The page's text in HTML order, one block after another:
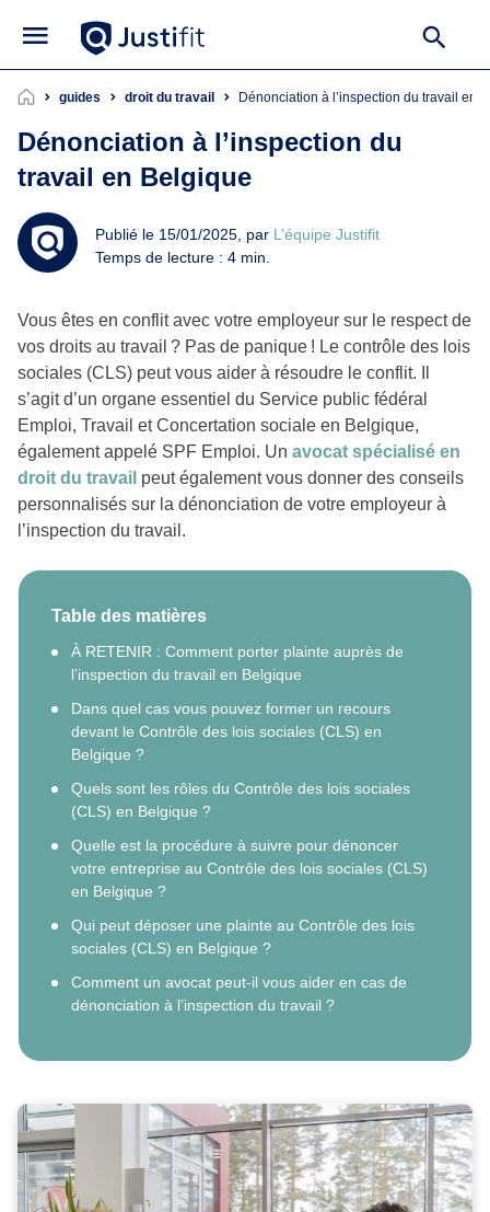
guides droit du travail Dénonciation à l’inspection du travail en
Dénonciation à l’inspection du
travail en Belgique
Publié le 15/01/2025, par L’équipe Justifit
Temps de lecture : 4 min.
Vous êtes en conflit avec votre employeur sur le respect de
vos droits au travail ? Pas de panique ! Le contrôle des lois
sociales (CLS) peut vous aider à résoudre le conflit. Il
s’agit d’un organe essentiel du Service public fédéral
Emploi, Travail et Concertation sociale en Belgique,
également appelé SPF Emploi. Un avocat spécialisé en
droit du travail peut également vous donner des conseils
personnalisés sur la dénonciation de votre employeur à
l’inspection du travail.
Table des matières
À RETENIR : Comment porter plainte auprès de
l’inspection du travail en Belgique
Dans quel cas vous pouvez former un recours
devant le Contrôle des lois sociales (CLS) en
Belgique ?
Quels sont les rôles du Contrôle des lois sociales
(CLS) en Belgique ?
Quelle est la procédure à suivre pour dénoncer
votre entreprise au Contrôle des lois sociales (CLS)
en Belgique ?
Qui peut déposer une plainte au Contrôle des lois
sociales (CLS) en Belgique ?
Comment un avocat peut-il vous aider en cas de
dénonciation à l’inspection du travail ?